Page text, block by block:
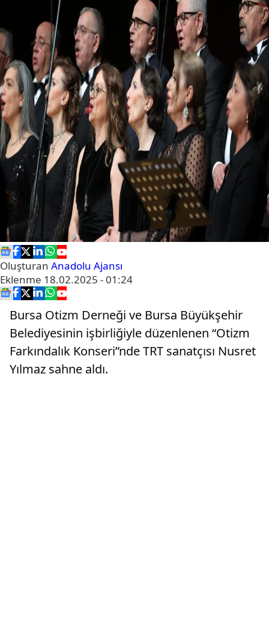
Oluşturan Anadolu Ajansı
Eklenme 18.02.2025 - 01:24
Bursa Otizm Derneği ve Bursa Büyükşehir
Belediyesinin işbirliğiyle düzenlenen “Otizm
Farkındalık Konseri”nde TRT sanatçısı Nusret
Yılmaz sahne aldı.